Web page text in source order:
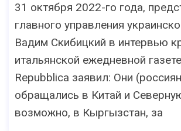
31 октября 2022-го года,
главного управления
Вадим Скибицкий в интервью
итальянской ежедневной
Repubblica заявил: Они
обращались в Китай и
возможно, в Кыргызстан, за